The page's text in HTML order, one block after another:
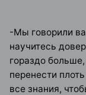
-Мы говорили
научитесь
гораздо
перенести
все знания,